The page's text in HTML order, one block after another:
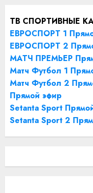
ТВ СПОРТИВНЫЕ
ЕВРОСПОРТ 1
ЕВРОСПОРТ 2
МАТЧ ПРЕМЬЕР
Матч Футбол 1
Матч Футбол 2
Прямой эфир
Setanta Sport
Setanta Sport 2